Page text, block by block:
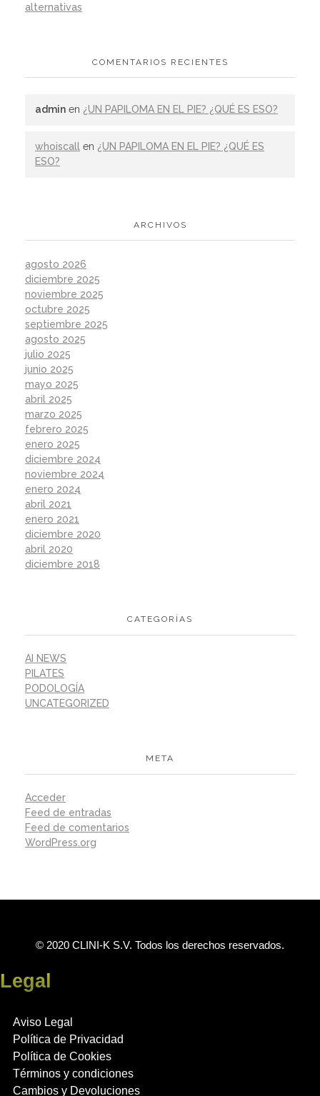
alternativas
COMENTARIOS RECIENTES
admin en ¿UN PAPILOMA EN EL PIE? ¿QUÉ ES ESO?
whoiscall en ¿UN PAPILOMA EN EL PIE? ¿QUÉ ES
ESO?
ARCHIVOS
agosto 2026
diciembre 2025
noviembre 2025
octubre 2025
septiembre 2025
agosto 2025
julio 2025
junio 2025
mayo 2025
abril 2025
marzo 2025
febrero 2025
enero 2025
diciembre 2024
noviembre 2024
enero 2024
abril 2021
enero 2021
diciembre 2020
abril 2020
diciembre 2018
CATEGORÍAS
AI NEWS
PILATES
PODOLOGÍA
UNCATEGORIZED
META
Acceder
Feed de entradas
Feed de comentarios
WordPress.org
© 2020 CLINI-K S.V. Todos los derechos reservados.
Legal
Aviso Legal
Política de Privacidad
Política de Cookies
Términos y condiciones
Cambios y Devoluciones